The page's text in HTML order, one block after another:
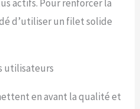
actifs. Pour renforcer la
d’utiliser un filet solide
utilisateurs
en avant la qualité et